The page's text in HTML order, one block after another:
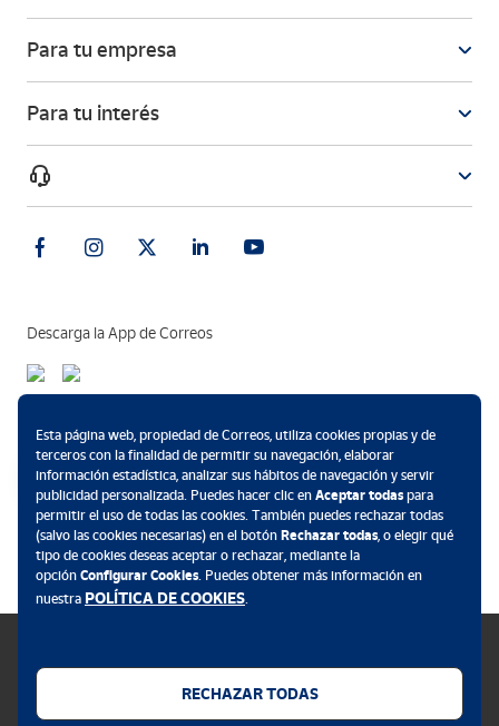
Para tu empresa
Para tu interés
Descarga la App de Correos
Política de cookies
Esta página web, propiedad de Correos, utiliza cookies propias y de
terceros con la finalidad de permitir su navegación, elaborar
información estadística, analizar sus hábitos de navegación y servir
publicidad personalizada. Puedes hacer clic en Aceptar todaspara
permitir el uso de todas las cookies. También puedes rechazar todas
(salvo las cookies necesarias) en el botón Rechazar todas, o elegir qué
tipo de cookies deseas aceptar o rechazar, mediante la
opción Configurar Cookies. Puedes obtener más información en
nuestra POLÍTICA DE COOKIES.
RECHAZAR TODAS